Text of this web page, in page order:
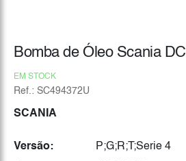
Bomba de Óleo Scania
EM STOCK
Ref.: SC494372U
SCANIA
Versão:
P;G;R;T;Serie 4